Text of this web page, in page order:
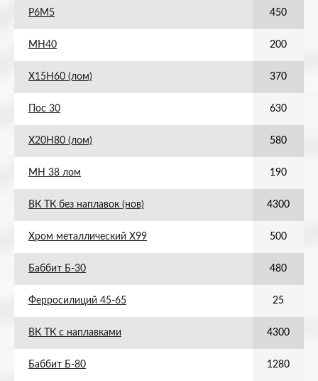
Р6М5 450
МН40 200
Х15Н60 (лом) 370
Пос 30 630
Х20Н80 (лом) 580
МН 38 лом 190
ВК ТК без наплавок (нов) 4300
Хром металлический Х99 500
Баббит Б-30 480
Ферросилиций 45-65 25
ВК ТК с наплавками 4300
Баббит Б-80 1280